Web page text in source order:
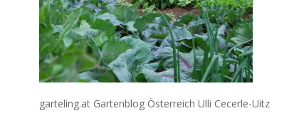
garteling.at Gartenblog Österreich Ulli Cecerle-Uitz